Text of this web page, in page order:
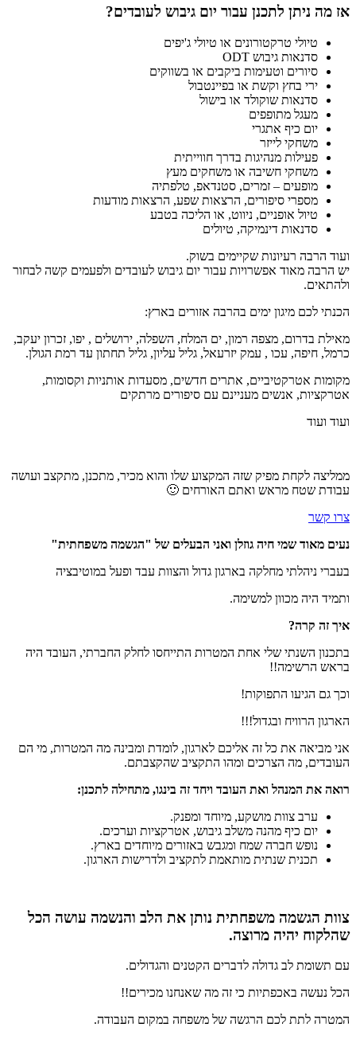
אז מה ניתן לתכנן עבור יום גיבוש לעובדים?
טיולי טרקטורונים או טיולי ג'יפים
סדנאות גיבוש ODT
סיורים וטעימות ביקבים או בשווקים
ירי בחץ וקשת או בפיינטבול
סדנאות שוקולד או בישול
מעגל מתופפים
יום כיף אתגרי
משחקי לייזר
פעילות מנהיגות בדרך חווייתית
משחקי חשיבה או משחקים מעץ
מופעים – זמרים, סטנדאפ, טלפתיה
מספרי סיפורים, הרצאות שפע, הרצאות מודעות
טיול אופניים, ניווט, או הליכה בטבע
סדנאות דינמיקה, טיולים
ועוד הרבה רעיונות שקיימים בשוק.
יש הרבה מאוד אפשרויות עבור יום גיבוש לעובדים ולפעמים קשה לבחור
ולהתאים.
הכנתי לכם מיגון ימים בהרבה אזורים בארץ:
מאילת בדרום, מצפה רמון, ים המלח, השפלה, ירושלים , יפו, זכרון יעקב,
כרמל, חיפה, עכו , עמק יזרעאל, גליל עליון, גליל תחתון עד רמת הגולן.
מקומות אטרקטיביים, אתרים חדשים, מסעדות אותניות וקסומות,
אטרקציות, אנשים מעניינם עם סיפורים מרתקים
ועוד ועוד
ממליצה לקחת מפיק שזה המקצוע שלו והוא מכיר, מתכנן, מתקצב ועושה
עבודת שטח מראש ואתם האורחים 🙂
צרו קשר
נעים מאוד שמי חיה גוזלן ואני הבעלים של "הגשמה משפחתית"
בעברי ניהלתי מחלקה בארגון גדול והצוות עבד ופעל במוטיבציה
ותמיד היה מכוון למשימה.
איך זה קרה?
בתכנון השנתי שלי אחת המטרות התייחסו לחלק החברתי, העובד היה
בראש הרשימה!!
וכך גם הגיעו התפוקות!
הארגון הרוויח ובגדול!!!
אני מביאה את כל זה אליכם לארגון, לומדת ומבינה מה המטרות, מי הם
העובדים, מה הצרכים ומהו התקציב שהקצבתם.
רואה את המנהל ואת העובד ויחד זה בינגו, מתחילה לתכנן:
ערב צוות מושקע, מיוחד ומפנק.
יום כיף מהנה משלב גיבוש, אטרקציות וערכים.
נופש חברה שמח ומגבש באזורים מיוחדים בארץ.
תכנית שנתית מותאמת לתקציב ולדרישות הארגון.
צוות הגשמה משפחתית נותן את הלב והנשמה עושה הכל
שהלקוח יהיה מרוצה.
עם תשומת לב גדולה לדברים הקטנים והגדולים.
הכל נעשה באכפתיות כי זה מה שאנחנו מכירים!!
המטרה לתת לכם הרגשה של משפחה במקום העבודה.